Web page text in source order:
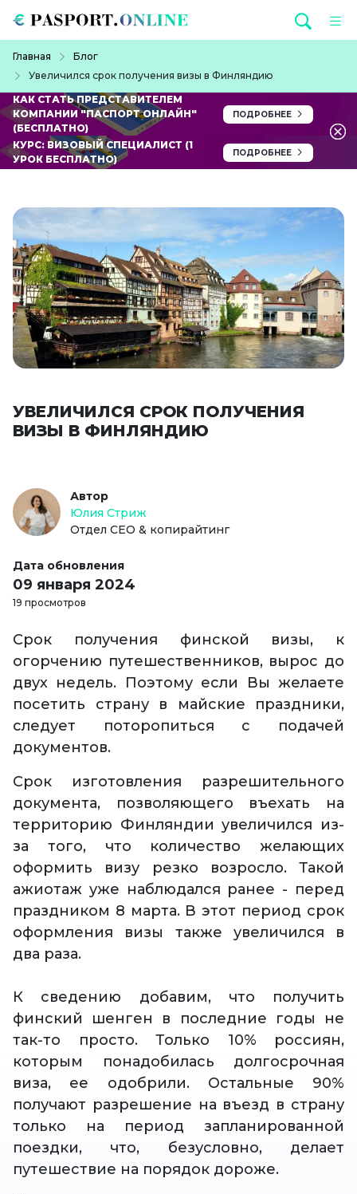
Главная
Блог
Увеличился срок получения визы в Финляндию
КАК СТАТЬ ПРЕДСТАВИТЕЛЕМ
КОМПАНИИ "ПАСПОРТ ОНЛАЙН"
(БЕСПЛАТНО)
ПОДРОБНЕЕ
КУРС: ВИЗОВЫЙ СПЕЦИАЛИСТ (1
УРОК БЕСПЛАТНО)
ПОДРОБНЕЕ
УВЕЛИЧИЛСЯ СРОК ПОЛУЧЕНИЯ
ВИЗЫ В ФИНЛЯНДИЮ
Автор
Юлия Стриж
Отдел СЕО & копирайтинг
Дата обновления
09 января 2024
19 просмотров
Срок получения финской визы, к
огорчению путешественников, вырос до
двух недель. Поэтому если Вы желаете
посетить страну в майские праздники,
следует поторопиться с подачей
документов.
Срок изготовления разрешительного
документа, позволяющего въехать на
территорию Финляндии увеличился из-
за того, что количество желающих
оформить визу резко возросло. Такой
ажиотаж уже наблюдался ранее - перед
праздником 8 марта. В этот период срок
оформления визы также увеличился в
два раза.
К сведению добавим, что получить
финский шенген в последние годы не
так-то просто. Только 10% россиян,
которым понадобилась долгосрочная
виза, ее одобрили. Остальные 90%
получают разрешение на въезд в страну
только на период запланированной
поездки, что, безусловно, делает
путешествие на порядок дороже.